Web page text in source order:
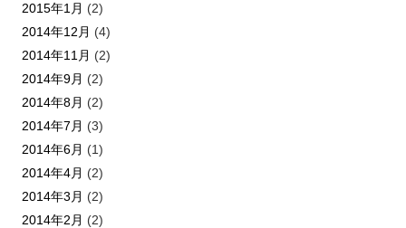
2015年1月 (2)
2014年12月 (4)
2014年11月 (2)
2014年9月 (2)
2014年8月 (2)
2014年7月 (3)
2014年6月 (1)
2014年4月 (2)
2014年3月 (2)
2014年2月 (2)